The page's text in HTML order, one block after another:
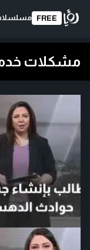
FREE
مشكلات